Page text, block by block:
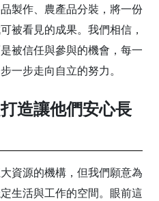
製作、農產品分裝，將一份
被看見的成果。我們相信，
被信任與參與的機會，每一
一步走向自立的努力。
造讓他們安心長
資源的機構，但我們願意為
生活與工作的空間。眼前這